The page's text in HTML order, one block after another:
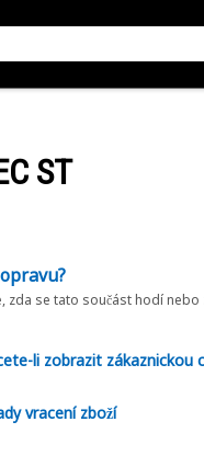
ST
zda se tato součást hodí
li zobrazit zákaznickou
vracení zboží